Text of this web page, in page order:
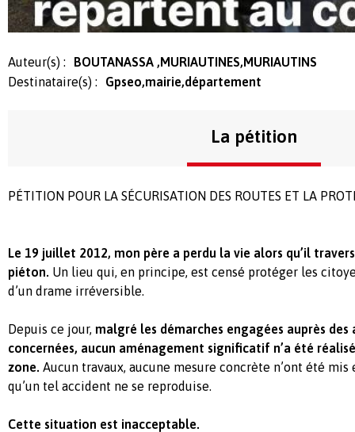
Auteur(s) :
BOUTANASSA ,MURIAUTINES,MURIAUTINS
Destinataire(s) :
Gpseo,mairie,département
La pétition
PÉTITION POUR LA SÉCURISATION DES ROUTES ET LA
Le 19 juillet 2012, mon père a perdu la vie alors qu’il
piéton. Un lieu qui, en principe, est censé protéger les
d’un drame irréversible.
Depuis ce jour, malgré les démarches engagées auprès
concernées, aucun aménagement significatif n’a été
zone. Aucun travaux, aucune mesure concrète n’ont été
qu’un tel accident ne se reproduise.
Cette situation est inacceptable.